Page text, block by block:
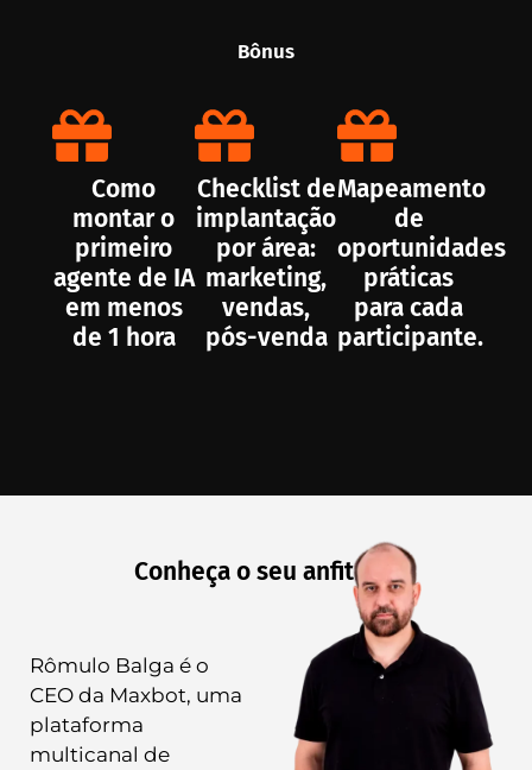
Bônus
Como
montar o
primeiro
agente de IA
em menos
de 1 hora
Checklist de
implantação
por área:
marketing,
vendas,
pós-venda
Mapeamento
de
oportunidades
práticas
para cada
participante.
Conheça o seu anfitrião
Rômulo Balga é o
CEO da Maxbot, uma
plataforma
multicanal de